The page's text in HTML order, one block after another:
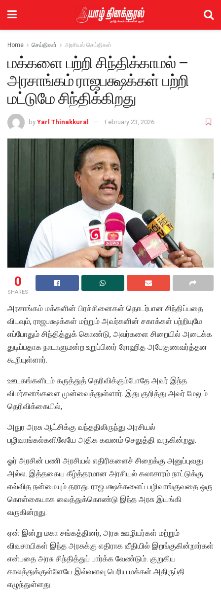
Home செய்திகள் அரசியல் செய்திகள்
மக்களை பற்றி சிந்திக்காமல் –
அரசாங்கம் ராஜபக்ஷக்கள் பற்றி
மட்டுமே சிந்திக்கிறது
by Yarl Thinakkural February 23, 2026
0
SHARES
அரசாங்கம் மக்களின் பிரச்சினைகள் தொடர்பான சிந்திப்பதை
விடவும், ராஜபக்ஷக்கள் மற்றும் அவர்களின் சகாக்கள் பற்றியுமே
எப்போதும் சிந்தித்துக் கொண்டு, அவர்களை சிறையில் அடைக்க
துடிப்பதாக நாடாளுமன்ற உறுப்பினர் ரோஹித அபேகுணவர்த்தன
கூறியுள்ளார்.
ஊடகங்களிடம் கருத்துத் தெரிவிக்கும்போதே அவர் இந்த
விமர்சனங்களை முன்வைத்துள்ளார். இது குறித்து அவர் மேலும்
தெரிவிக்கையில்,
அநுர அரசு ஆட்சிக்கு வந்ததிலிருந்து அரசியல்
பழிவாங்கல்களிலேயே அதிக கவனம் செலுத்தி வருகின்றது.
ஓர் அரசின் பணி அரசியல் எதிரிகளைச் சிறைக்கு அனுப்புவது
அல்ல. இத்தகைய கீழ்த்தரமான அரசியல் கலாசாரம் நாட்டுக்கு
எவ்வித நன்மையும் தராது. ராஜபக்ஷக்களைப் பழிவாங்குவதை ஒரு
கொள்கையாக வைத்துக்கொண்டு இந்த அரசு இயங்கி
வருகின்றது.
ஏன் இன்று மகா சங்கத்தினர், அரசு ஊழியர்கள் மற்றும்
விவசாயிகள் இந்த அரசுக்கு எதிராக வீதியில் இறங்குகின்றார்கள்
என்பதை அரசு சிந்தித்துப் பார்க்க வேண்டும். குறுகிய
காலத்துக்குள்ளேயே இவ்வளவு பெரிய மக்கள் அதிருப்தி
எழுந்துள்ளது.